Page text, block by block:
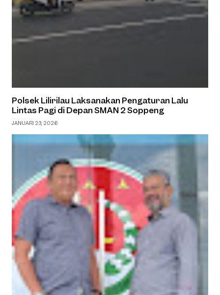
Polsek Lilirilau Laksanakan Pengaturan Lalu
Lintas Pagi di Depan SMAN 2 Soppeng
JANUARI 23, 2026